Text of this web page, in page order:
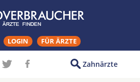
LOGIN FÜR ÄRZTE
Zahnärzte